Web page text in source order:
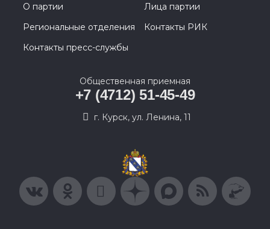
О партии
Лица партии
Региональные отделения
Контакты РИК
Контакты пресс-службы
Общественная приемная
+7 (4712) 51-45-49
г. Курск, ул. Ленина, 11